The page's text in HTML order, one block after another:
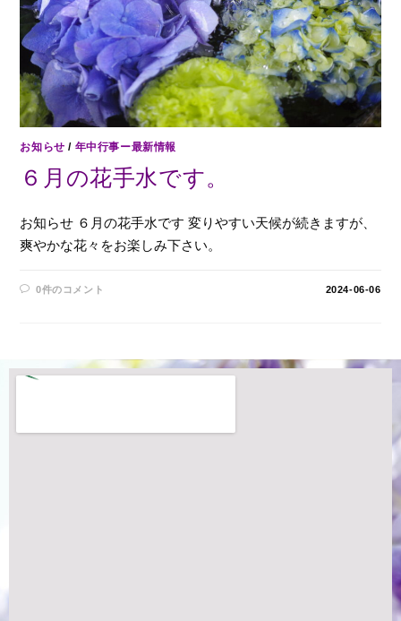
お知らせ / 年中行事ー最新情報
６月の花手水です。
お知らせ ６月の花手水です 変りやすい天候が続きますが、
爽やかな花々をお楽しみ下さい。
0件のコメント 2024-06-06